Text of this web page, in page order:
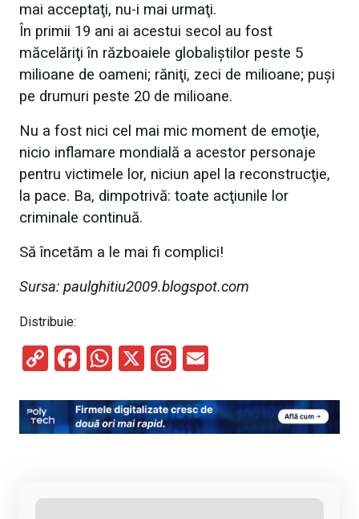
mai acceptaţi, nu-i mai urmaţi.
În primii 19 ani ai acestui secol au fost
măcelăriţi în războaiele globaliştilor peste 5
milioane de oameni; răniţi, zeci de milioane; puşi
pe drumuri peste 20 de milioane.
Nu a fost nici cel mai mic moment de emoţie,
nicio inflamare mondială a acestor personaje
pentru victimele lor, niciun apel la reconstrucţie,
la pace. Ba, dimpotrivă: toate acţiunile lor
criminale continuă.
Să încetăm a le mai fi complici!
Sursa: paulghitiu2009.blogspot.com
Distribuie:
C
py
Li
F
ce
b
W
at
s
X
T
e
a
ail